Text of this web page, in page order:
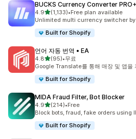
BUCKS Currency Converter
4.9별 5개 중
(1,133)
총 리뷰 1133개
•Free plan available
Unlimited multi currency switcher
Built for Shopify
언어 자동 번역 • EA
4.8별 5개 중
(95)
총 리뷰 95개
•무료
Google Translate를 통해 매장 및 앱을
Built for Shopify
MIDA Fraud Filter, Bot Blocker
4.9별 5개 중
(214)
총 리뷰 214개
•Free
Block bots, fraud, fake orders using
Built for Shopify